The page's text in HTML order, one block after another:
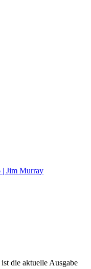
ist die aktuelle Ausgabe